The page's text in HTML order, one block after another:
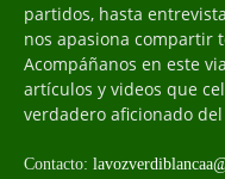
partidos, hasta
nos apasiona compartir
Acompáñanos en este
artículos y videos que
verdadero aficionado
Contacto: